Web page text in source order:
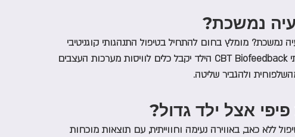
נמשכת?
נמשכת? מומלץ בחום להתחיל בטיפול התנהגותי קוגניטיבי
CBT Biofeedback בעזרת טיפול קוגניטיבי-התנהגותי CBT Biofeedback הילד יקבל כלים לוויסות מערכות העצבים
ולהגביר שליטה.
אצל ילד גדול?
ללא כאב, באווירה נעימה וחווייתית, עם תוצאות מוכחות